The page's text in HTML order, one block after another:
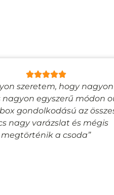
szeretem, hogy nagyon
nagyon egyszerű módon
gondolkodású az
nagy varázslat és mégis
megtörténik a csoda”